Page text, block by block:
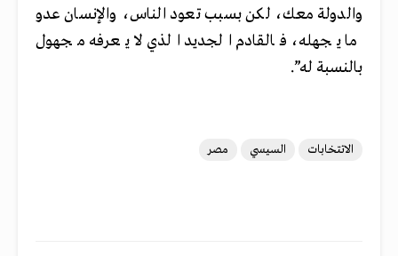
والدولة معك، لكن بسبب تعود الناس، والإنسان عدو
ما يجهله، فالقادم الجديد الذي لا يعرفه مجهول
بالنسبة له”.
الاتتخابات السيسي مصر